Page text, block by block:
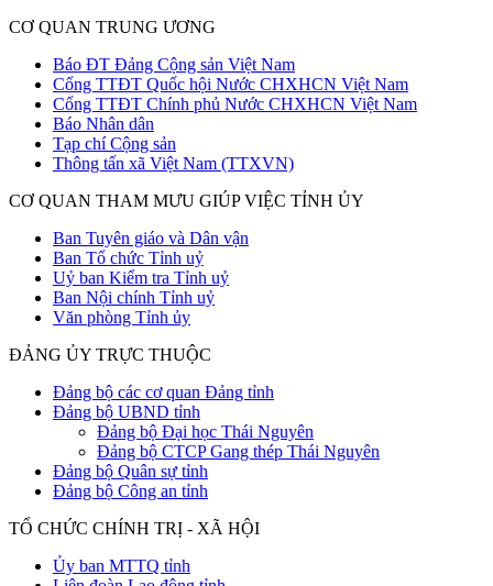
CƠ QUAN TRUNG ƯƠNG
Báo ĐT Đảng Cộng sản Việt Nam
Cổng TTĐT Quốc hội Nước CHXHCN Việt Nam
Cổng TTĐT Chính phủ Nước CHXHCN Việt Nam
Báo Nhân dân
Tạp chí Cộng sản
Thông tấn xã Việt Nam (TTXVN)
CƠ QUAN THAM MƯU GIÚP VIỆC TỈNH ỦY
Ban Tuyên giáo và Dân vận
Ban Tổ chức Tỉnh uỷ
Uỷ ban Kiểm tra Tỉnh uỷ
Ban Nội chính Tỉnh uỷ
Văn phòng Tỉnh ủy
ĐẢNG ỦY TRỰC THUỘC
Đảng bộ các cơ quan Đảng tỉnh
Đảng bộ UBND tỉnh
Đảng bộ Đại học Thái Nguyên
Đảng bộ CTCP Gang thép Thái Nguyên
Đảng bộ Quân sự tỉnh
Đảng bộ Công an tỉnh
TỔ CHỨC CHÍNH TRỊ - XÃ HỘI
Ủy ban MTTQ tỉnh